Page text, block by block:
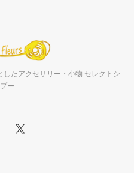
たアクセサリー・小物 セレクトシ
ー